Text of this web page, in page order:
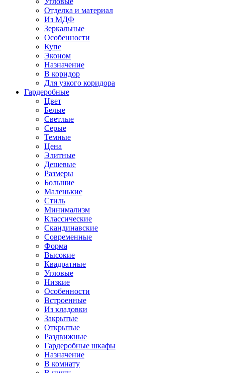
Отделка и материал
Из МДФ
Зеркальные
Особенности
Купе
Эконом
Назначение
В коридор
Для узкого коридора
Гардеробные
Цвет
Белые
Светлые
Серые
Темные
Цена
Элитные
Дешевые
Размеры
Большие
Маленькие
Стиль
Минимализм
Классические
Скандинавские
Современные
Форма
Высокие
Квадратные
Угловые
Низкие
Особенности
Встроенные
Из кладовки
Закрытые
Открытые
Раздвижные
Гардеробные шкафы
Назначение
В комнату